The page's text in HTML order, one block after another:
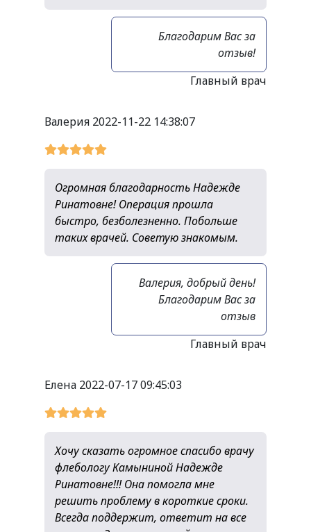
Благодарим Вас за
отзыв!
Главный врач
Валерия 2022-11-22 14:38:07
Огромная благодарность Надежде
Ринатовне! Операция прошла
быстро, безболезненно. Побольше
таких врачей. Советую знакомым.
Валерия, добрый день!
Благодарим Вас за
отзыв
Главный врач
Елена 2022-07-17 09:45:03
Хочу сказать огромное спасибо врачу
флебологу Камыниной Надежде
Ринатовне!!! Она помогла мне
решить проблему в короткие сроки.
Всегда поддержит, ответит на все